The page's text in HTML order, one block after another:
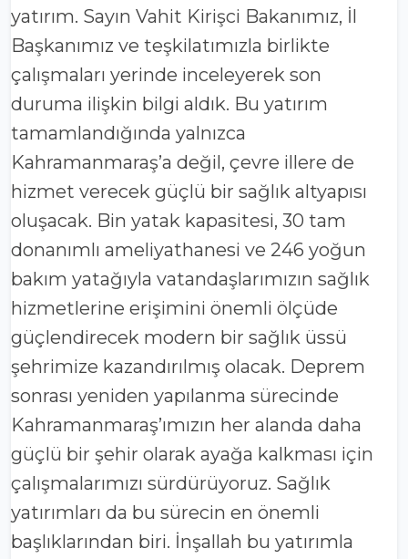
yatırım. Sayın Vahit Kirişci Bakanımız, İl
Başkanımız ve teşkilatımızla birlikte
çalışmaları yerinde inceleyerek son
duruma ilişkin bilgi aldık. Bu yatırım
tamamlandığında yalnızca
Kahramanmaraş’a değil, çevre illere de
hizmet verecek güçlü bir sağlık altyapısı
oluşacak. Bin yatak kapasitesi, 30 tam
donanımlı ameliyathanesi ve 246 yoğun
bakım yatağıyla vatandaşlarımızın sağlık
hizmetlerine erişimini önemli ölçüde
güçlendirecek modern bir sağlık üssü
şehrimize kazandırılmış olacak. Deprem
sonrası yeniden yapılanma sürecinde
Kahramanmaraş’ımızın her alanda daha
güçlü bir şehir olarak ayağa kalkması için
çalışmalarımızı sürdürüyoruz. Sağlık
yatırımları da bu sürecin en önemli
başlıklarından biri. İnşallah bu yatırımla